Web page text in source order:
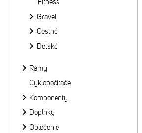
Fitness
Gravel
Cestné
Detské
Rámy
Cyklopočítače
Komponenty
Doplnky
Oblečenie